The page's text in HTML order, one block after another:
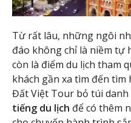
Từ rất lâu, những ngôi
đáo không chỉ là niềm tự
còn là điểm du lịch tham
khách gần xa tìm đến tìm
Đất Việt Tour bỏ túi danh
tiếng du lịch để có thêm